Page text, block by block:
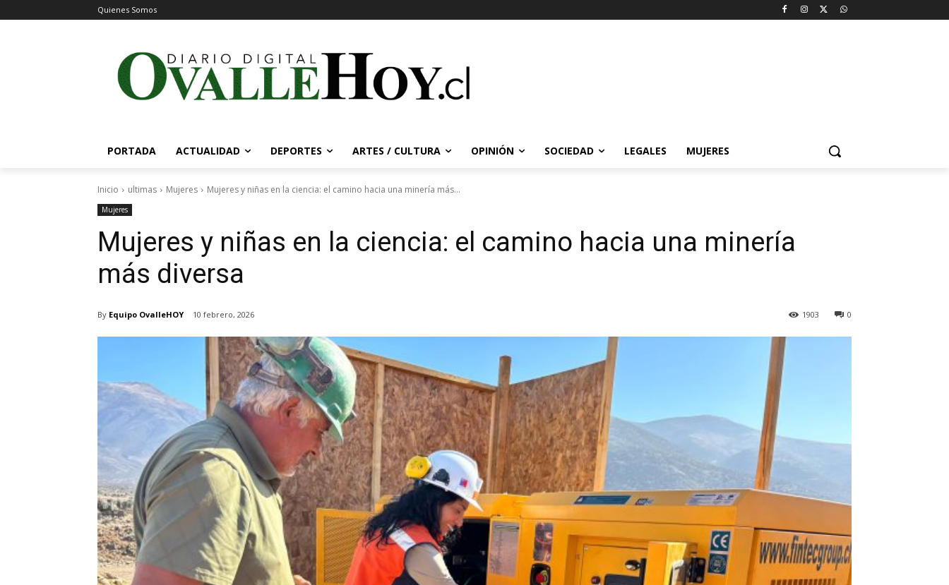
Quienes Somos
PORTADA ACTUALIDAD DEPORTES ARTES / CULTURA OPINIÓN SOCIEDAD LEGALES MUJERES
Inicio ultimas Mujeres Mujeres y niñas en la ciencia: el camino hacia una minería más...
Mujeres
Mujeres y niñas en la ciencia: el camino hacia una minería
más diversa
By Equipo OvalleHOY 10 febrero, 2026 0
1903